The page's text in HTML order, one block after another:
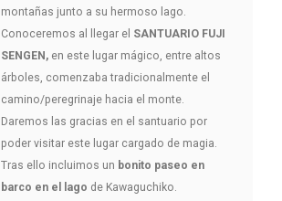
montañas junto a su hermoso lago.
Conoceremos al llegar el SANTUARIO FUJI
SENGEN, en este lugar mágico, entre altos
árboles, comenzaba tradicionalmente el
camino/peregrinaje hacia el monte.
Daremos las gracias en el santuario por
poder visitar este lugar cargado de magia.
Tras ello incluimos un bonito paseo en
barco en el lago de Kawaguchiko.